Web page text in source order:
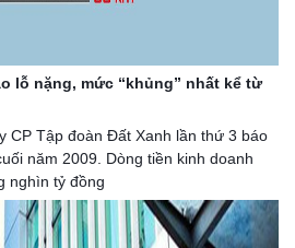
lỗ nặng, mức “khủng” nhất kể từ
CP Tập đoàn Đất Xanh lần thứ 3 báo
năm 2009. Dòng tiền kinh doanh
nghìn tỷ đồng